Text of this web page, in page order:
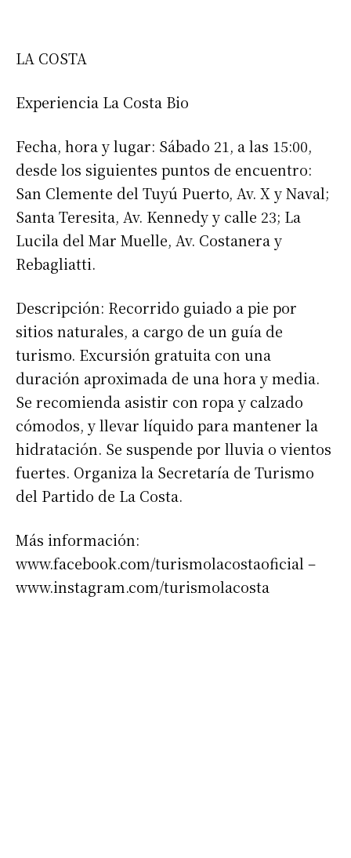
LA COSTA
Experiencia La Costa Bio
Fecha, hora y lugar: Sábado 21, a las 15:00,
desde los siguientes puntos de encuentro:
San Clemente del Tuyú Puerto, Av. X y Naval;
Santa Teresita, Av. Kennedy y calle 23; La
Lucila del Mar Muelle, Av. Costanera y
Rebagliatti.
Descripción: Recorrido guiado a pie por
sitios naturales, a cargo de un guía de
turismo. Excursión gratuita con una
duración aproximada de una hora y media.
Se recomienda asistir con ropa y calzado
cómodos, y llevar líquido para mantener la
hidratación. Se suspende por lluvia o vientos
fuertes. Organiza la Secretaría de Turismo
del Partido de La Costa.
Más información:
www.facebook.com/turismolacostaoficial –
www.instagram.com/turismolacosta